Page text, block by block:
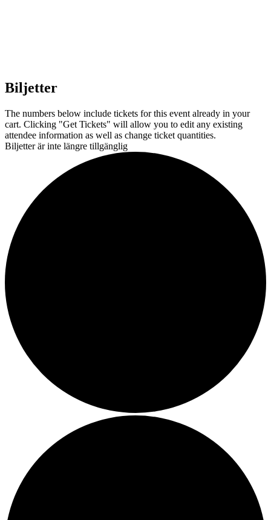
Biljetter
The numbers below include tickets for this event already in your
cart. Clicking "Get Tickets" will allow you to edit any existing
attendee information as well as change ticket quantities.
Biljetter är inte längre tillgänglig